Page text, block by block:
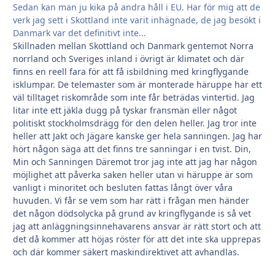
Sedan kan man ju kika på andra håll i EU. Har för mig att de
verk jag sett i Skottland inte varit inhägnade, de jag besökt i
Danmark var det definitivt inte...
Skillnaden mellan Skottland och Danmark gentemot Norra
norrland och Sveriges inland i övrigt är klimatet och där
finns en reell fara för att få isbildning med kringflygande
isklumpar. De telemaster som är monterade häruppe har ett
väl tilltaget riskområde som inte får beträdas vintertid. Jag
litar inte ett jäkla dugg på tyskar fransmän eller något
politiskt stockholmsdrägg för den delen heller. Jag tror inte
heller att Jakt och Jägare kanske ger hela sanningen. Jag har
hört någon säga att det finns tre sanningar i en tvist. Din,
Min och Sanningen Däremot tror jag inte att jag har någon
möjlighet att påverka saken heller utan vi häruppe är som
vanligt i minoritet och besluten fattas långt över våra
huvuden. Vi får se vem som har rätt i frågan men händer
det någon dödsolycka på grund av kringflygande is så vet
jag att anläggningsinnehavarens ansvar är rätt stort och att
det då kommer att höjas röster för att det inte ska upprepas
och där kommer säkert maskindirektivet att avhandlas.